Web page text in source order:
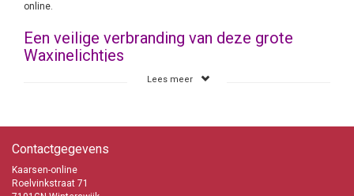
online.
Een veilige verbranding van deze grote
Waxinelichtjes
Grote Waxinelichtjes zijn een relatief veilige verbranding daar deze
kunnen beschadigen.
Maxi Waxinelichtjes van Bolsius
Sfeermakers bij uitstek
Grote Waxinelichtjes
Lees meer
Contactgegevens
Kaarsen-online
Roelvinkstraat 71